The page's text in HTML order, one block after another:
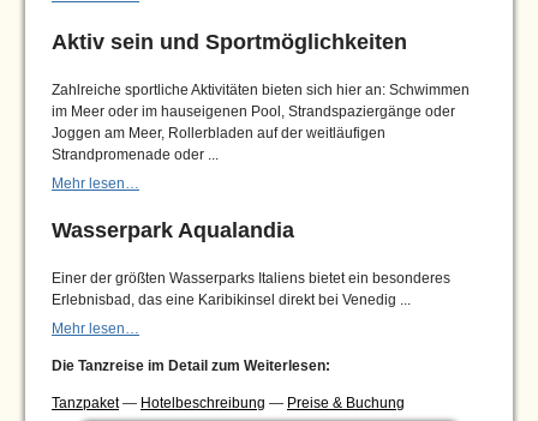
Aktiv sein und Sportmöglichkeiten
Zahlreiche sportliche Aktivitäten bieten sich hier an: Schwimmen
im Meer oder im hauseigenen Pool, Strandspaziergänge oder
Joggen am Meer, Rollerbladen auf der weitläufigen
Strandpromenade oder ...
Mehr lesen…
Wasserpark Aqualandia
Einer der größten Wasserparks Italiens bietet ein besonderes
Erlebnisbad, das eine Karibikinsel direkt bei Venedig ...
Mehr lesen…
Die Tanzreise im Detail zum Weiterlesen:
Tanzpaket— Hotelbeschreibung — Preise & Buchung